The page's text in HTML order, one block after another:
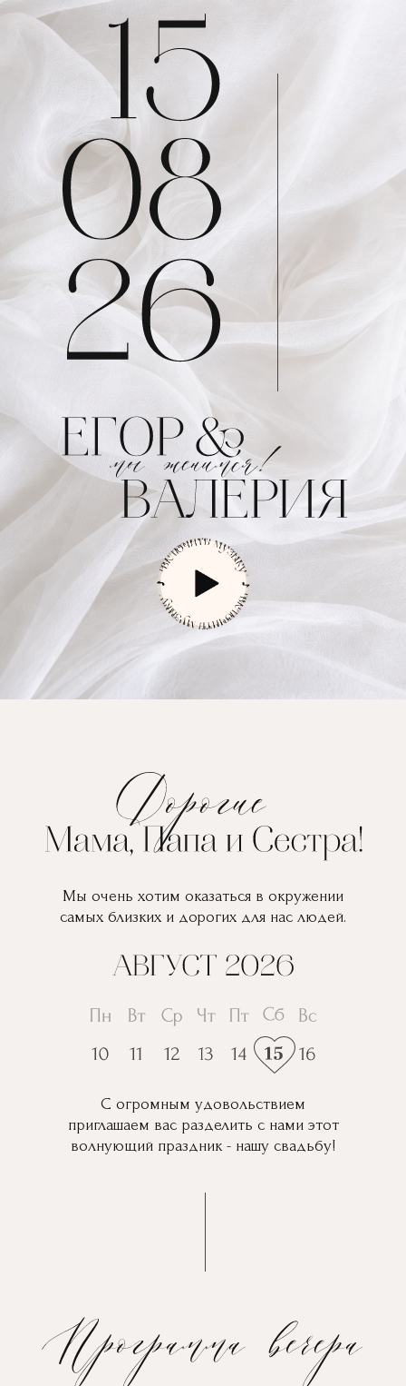
Мы очень хотим оказаться в окружении
самых близких и дорогих для нас людей.
С огромным удовольствием
приглашаем вас разделить с нами этот
волнующий праздник - нашу свадьбу!